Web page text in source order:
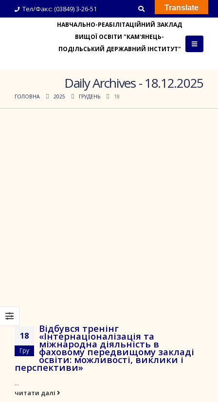
Тел/Факс: (03849) 3-26-51
НАВЧАЛЬНО-РЕАБІЛІТАЦІЙНИЙ ЗАКЛАД
ВИЩОЇ ОСВІТИ "КАМ'ЯНЕЦЬ-
ПОДІЛЬСЬКИЙ ДЕРЖАВНИЙ ІНСТИТУТ"
Daily Archives - 18.12.2025
ГОЛОВНА 2025 ГРУДЕНЬ 18
18
Гру
Відбувся тренінг
«Інтернаціоналізація та
міжнародна діяльність в
фаховому передвищому закладі
освіти: можливості, виклики і
перспективи»
...
читати далі
Translate